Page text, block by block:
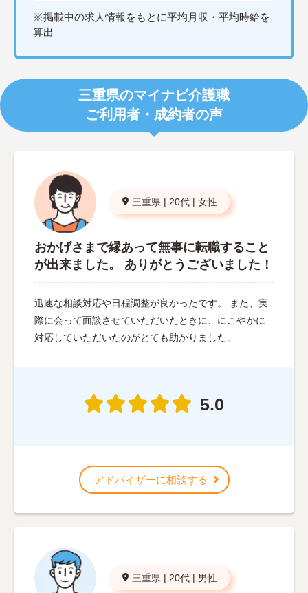
※掲載中の求人情報をもとに平均月収・平均時給を
算出
三重県のマイナビ介護職
ご利用者・成約者の声
三重県 | 20代 | 女性
おかげさまで縁あって無事に転職すること
が出来ました。 ありがとうございました！
迅速な相談対応や日程調整が良かったです。 また、実
際に会って面談させていただいたときに、にこやかに
対応していただいたのがとても助かりました。
5.0
アドバイザーに相談する
三重県 | 20代 | 男性